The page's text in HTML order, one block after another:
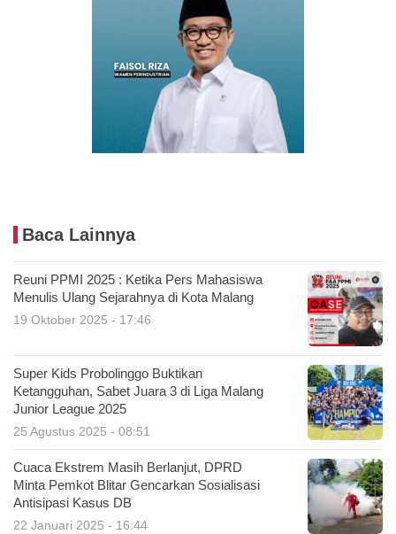
Baca Lainnya
Reuni PPMI 2025 : Ketika Pers Mahasiswa
Menulis Ulang Sejarahnya di Kota Malang
19 Oktober 2025 - 17:46
Super Kids Probolinggo Buktikan
Ketangguhan, Sabet Juara 3 di Liga Malang
Junior League 2025
25 Agustus 2025 - 08:51
Cuaca Ekstrem Masih Berlanjut, DPRD
Minta Pemkot Blitar Gencarkan Sosialisasi
Antisipasi Kasus DB
22 Januari 2025 - 16:44